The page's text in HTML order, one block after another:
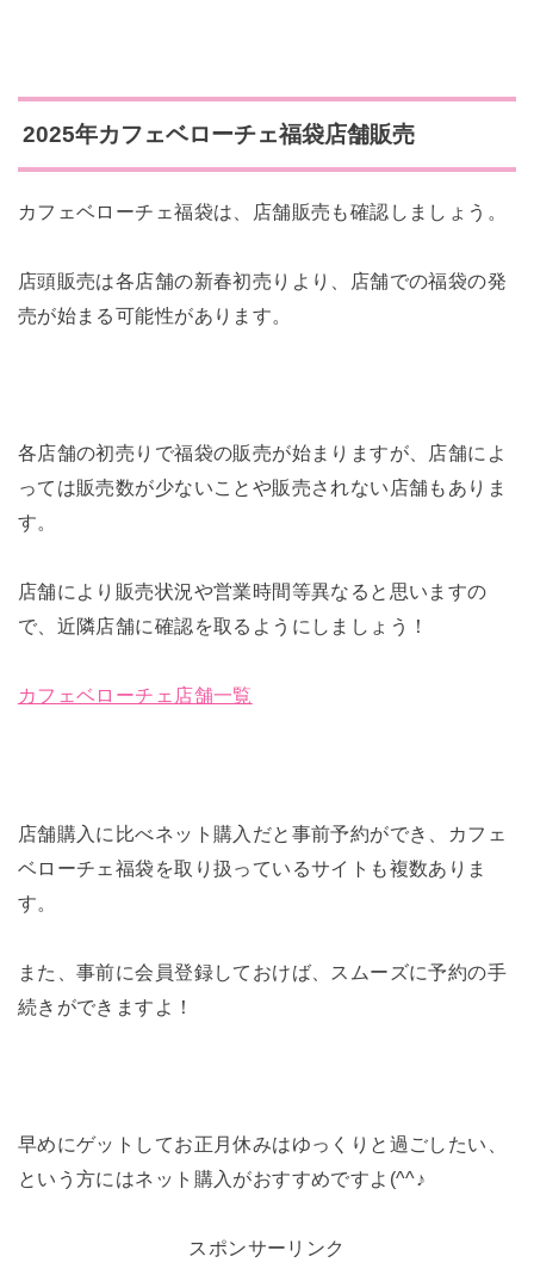
2025年カフェベローチェ福袋店舗販売
カフェベローチェ福袋は、店舗販売も確認しましょう。
店頭販売は各店舗の新春初売りより、店舗での福袋の発
売が始まる可能性があります。
各店舗の初売りで福袋の販売が始まりますが、店舗によ
っては販売数が少ないことや販売されない店舗もありま
す。
店舗により販売状況や営業時間等異なると思いますの
で、近隣店舗に確認を取るようにしましょう！
カフェベローチェ店舗一覧
店舗購入に比べネット購入だと事前予約ができ、カフェ
ベローチェ福袋を取り扱っているサイトも複数ありま
す。
また、事前に会員登録しておけば、スムーズに予約の手
続きができますよ！
早めにゲットしてお正月休みはゆっくりと過ごしたい、
という方にはネット購入がおすすめですよ(^^♪
スポンサーリンク